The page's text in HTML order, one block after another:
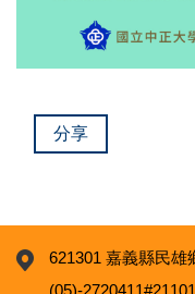
分享
621301 嘉義縣民雄
(05)-